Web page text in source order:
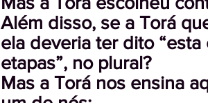
Além disso, se a Torá
ela deveria ter dito “esta
etapas”, no plural?
Mas a Torá nos ensina